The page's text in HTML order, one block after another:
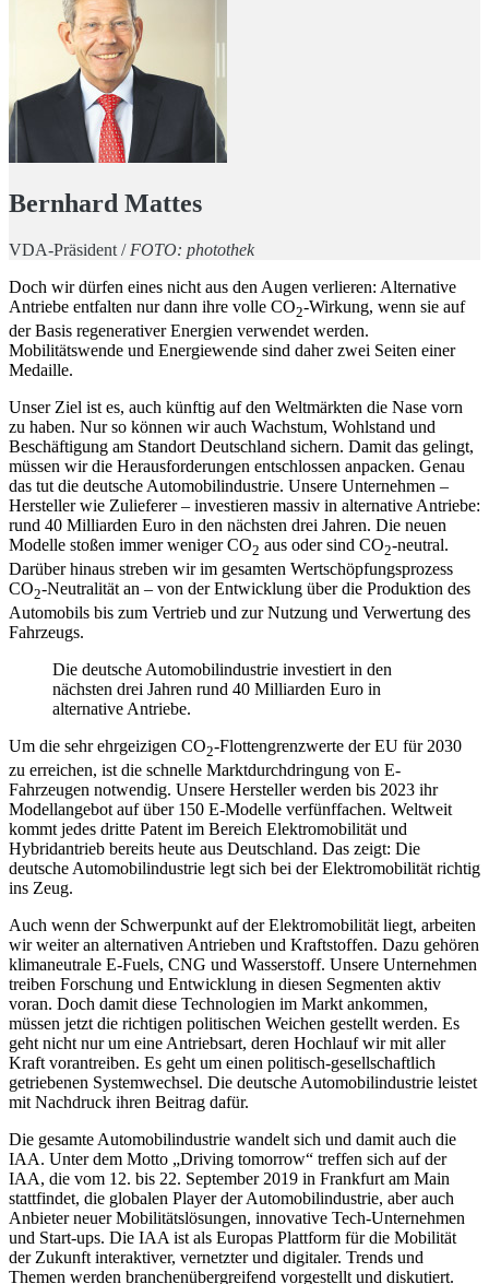
Bernhard Mattes
VDA-Präsident /FOTO: photothek
Doch wir dürfen eines nicht aus den Augen verlieren: Alternative
Antriebe entfalten nur dann ihre volle CO2-Wirkung, wenn sie auf
der Basis regenerativer Energien verwendet werden.
Mobilitätswende und Energiewende sind daher zwei Seiten einer
Medaille.
Unser Ziel ist es, auch künftig auf den Weltmärkten die Nase vorn
zu haben. Nur so können wir auch Wachstum, Wohlstand und
Beschäftigung am Standort Deutschland sichern. Damit das gelingt,
müssen wir die Herausforderungen entschlossen anpacken. Genau
das tut die deutsche Automobilindustrie. Unsere Unternehmen –
Hersteller wie Zulieferer – investieren massiv in alternative Antriebe:
rund 40 Milliarden Euro in den nächsten drei Jahren. Die neuen
Modelle stoßen immer weniger CO2 aus oder sind CO2-neutral.
Darüber hinaus streben wir im gesamten Wertschöpfungsprozess
CO2-Neutralität an – von der Entwicklung über die Produktion des
Automobils bis zum Vertrieb und zur Nutzung und Verwertung des
Fahrzeugs.
Die deutsche Automobilindustrie investiert in den
nächsten drei Jahren rund 40 Milliarden Euro in
alternative Antriebe.
Um die sehr ehrgeizigen CO2-Flottengrenzwerte der EU für 2030
zu erreichen, ist die schnelle Marktdurchdringung von E-
Fahrzeugen notwendig. Unsere Hersteller werden bis 2023 ihr
Modellangebot auf über 150 E-Modelle verfünffachen. Weltweit
kommt jedes dritte Patent im Bereich Elektromobilität und
Hybridantrieb bereits heute aus Deutschland. Das zeigt: Die
deutsche Automobilindustrie legt sich bei der Elektromobilität richtig
ins Zeug.
Auch wenn der Schwerpunkt auf der Elektromobilität liegt, arbeiten
wir weiter an alternativen Antrieben und Kraftstoffen. Dazu gehören
klimaneutrale E-Fuels, CNG und Wasserstoff. Unsere Unternehmen
treiben Forschung und Entwicklung in diesen Segmenten aktiv
voran. Doch damit diese Technologien im Markt ankommen,
müssen jetzt die richtigen politischen Weichen gestellt werden. Es
geht nicht nur um eine Antriebsart, deren Hochlauf wir mit aller
Kraft vorantreiben. Es geht um einen politisch-gesellschaftlich
getriebenen Systemwechsel. Die deutsche Automobilindustrie leistet
mit Nachdruck ihren Beitrag dafür.
Die gesamte Automobilindustrie wandelt sich und damit auch die
IAA. Unter dem Motto „Driving tomorrow“ treffen sich auf der
IAA, die vom 12. bis 22. September 2019 in Frankfurt am Main
stattfindet, die globalen Player der Automobilindustrie, aber auch
Anbieter neuer Mobilitätslösungen, innovative Tech-Unternehmen
und Start-ups. Die IAA ist als Europas Plattform für die Mobilität
der Zukunft interaktiver, vernetzter und digitaler. Trends und
Themen werden branchenübergreifend vorgestellt und diskutiert.